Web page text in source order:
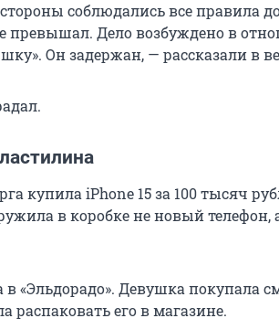
стороны соблюдались все правила
превышал. Дело возбуждено в
Он задержан, — рассказали в
купила iPhone 15 за 100 тысяч
в коробке не новый телефон,
«Эльдорадо». Девушка покупала
распаковать его в магазине.